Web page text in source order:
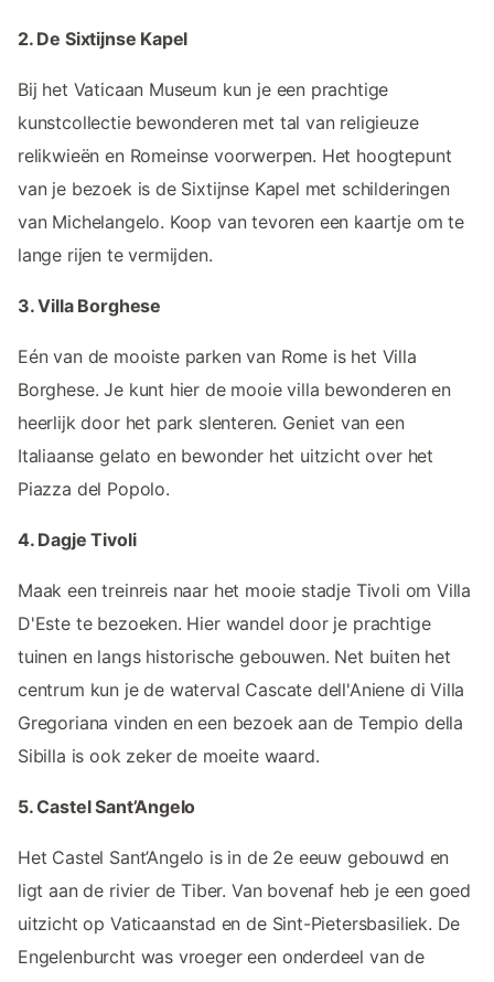
2. De Sixtijnse Kapel
Bij het Vaticaan Museum kun je een prachtige
kunstcollectie bewonderen met tal van religieuze
relikwieën en Romeinse voorwerpen. Het hoogtepunt
van je bezoek is de Sixtijnse Kapel met schilderingen
van Michelangelo. Koop van tevoren een kaartje om te
lange rijen te vermijden.
3. Villa Borghese
Eén van de mooiste parken van Rome is het Villa
Borghese. Je kunt hier de mooie villa bewonderen en
heerlijk door het park slenteren. Geniet van een
Italiaanse gelato en bewonder het uitzicht over het
Piazza del Popolo.
4. Dagje Tivoli
Maak een treinreis naar het mooie stadje Tivoli om Villa
D'Este te bezoeken. Hier wandel door je prachtige
tuinen en langs historische gebouwen. Net buiten het
centrum kun je de waterval Cascate dell'Aniene di Villa
Gregoriana vinden en een bezoek aan de Tempio della
Sibilla is ook zeker de moeite waard.
5. Castel Sant’Angelo
Het Castel Sant’Angelo is in de 2e eeuw gebouwd en
ligt aan de rivier de Tiber. Van bovenaf heb je een goed
uitzicht op Vaticaanstad en de Sint-Pietersbasiliek. De
Engelenburcht was vroeger een onderdeel van de